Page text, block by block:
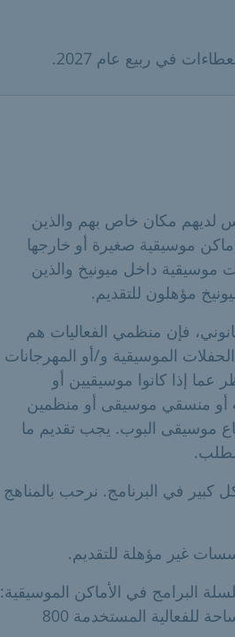
في ربيع عام 2027.
لديهم مكان خاص بهم والذين
موسيقية صغيرة أو خارجها
موسيقية داخل ميونيخ والذين
مؤهلون للتقديم.
فإن منظمي الفعاليات هم
الموسيقية و/أو المهرجانات
عما إذا كانوا موسيقيين أو
أو منسقي موسيقى أو منظمين
موسيقى البوب. يجب تقديم ما
كبير في البرنامج. نرحب بالمناهج
غير مؤهلة للتقديم.
البرامج في الأماكن الموسيقية:
يجب ألا تتجاوز سعة أكبر مساحة للفعالية المستخدمة 800